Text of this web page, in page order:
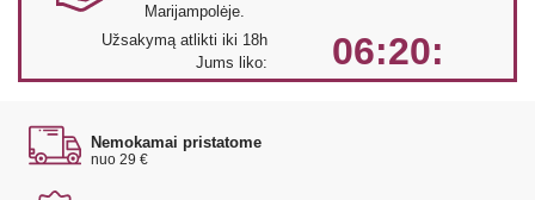
Marijampolėje.
Užsakymą atlikti iki 18h
Jums liko:
06:20:
Nemokamai pristatome
nuo 29 €